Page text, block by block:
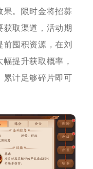
果。限时金将招募
取渠道，活动期
囤积资源，在刘
提升获取概率，
累计足够碎片即可